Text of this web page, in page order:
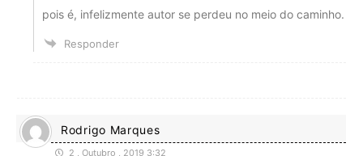
pois é, infelizmente autor se perdeu no meio do caminho.
Responder
Rodrigo Marques
2 , Outubro , 2019 3:32